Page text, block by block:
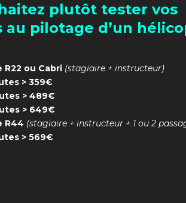
plutôt tester vos
au pilotage d’un
ou Cabri (stagiaire + instructeur)
> 359€
> 489€
> 649€
R44 (stagiaire + instructeur + 1 ou 2
> 569€